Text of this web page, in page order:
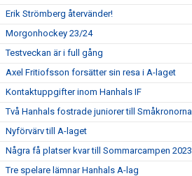
Erik Strömberg återvänder!
Morgonhockey 23/24
Testveckan är i full gång
Axel Fritiofsson forsätter sin resa i A-laget
Kontaktuppgifter inom Hanhals IF
Två Hanhals fostrade juniorer till Småkronorna
Nyförvärv till A-laget
Några få platser kvar till Sommarcampen 2023
Tre spelare lämnar Hanhals A-lag